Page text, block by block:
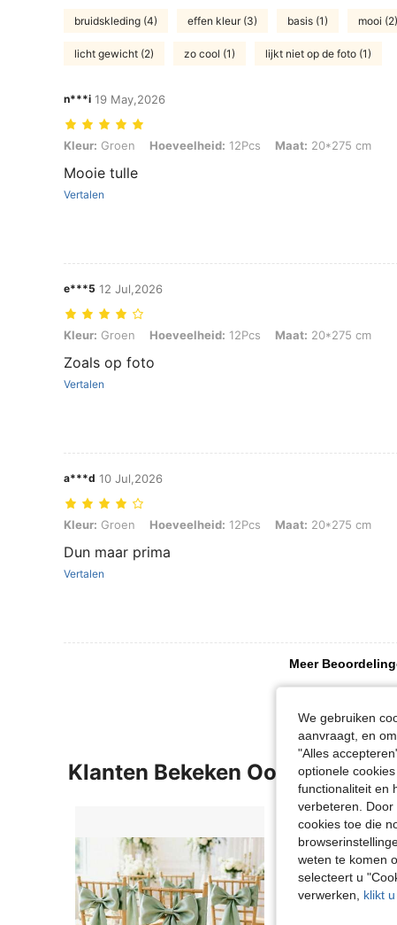
bruidskleding (4) effen kleur (3) basis (1) mooi (2)
licht gewicht (2) zo cool (1) lijkt niet op de foto (1)
n***i 19 May,2026
Kleur: Groen, Hoeveelheid: 12Pcs, Maat: 20*275 cm
Kleur: Groen Hoeveelheid: 12Pcs Maat: 20*275 cm
Mooie tulle
Vertalen
e***5 12 Jul,2026
Kleur: Groen, Hoeveelheid: 12Pcs, Maat: 20*275 cm
Kleur: Groen Hoeveelheid: 12Pcs Maat: 20*275 cm
Zoals op foto
Vertalen
a***d 10 Jul,2026
Kleur: Groen, Hoeveelheid: 12Pcs, Maat: 20*275 cm
Kleur: Groen Hoeveelheid: 12Pcs Maat: 20*275 cm
Dun maar prima
Vertalen
Meer
Klanten Bekeken Ook
We gebruiken
aanvraagt, en
"Alles
optionele
functionaliteit en
verbeteren.
cookies toe die
weten te komen
selecteert u
verwerken, klikt